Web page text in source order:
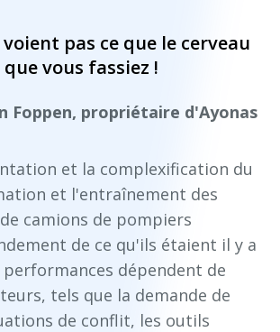
voient pas ce que le cerveau
vous fassiez !
Foppen, propriétaire d'Ayonas
et la complexification du
et l'entraînement des
camions de pompiers
de ce qu'ils étaient il y a
performances dépendent de
tels que la demande de
de conflit, les outils